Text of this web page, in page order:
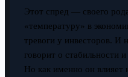
Этот спред — своего
«температуру» в
тревоги у инвесторов. И
говорит о стабильности
Но как именно он влияет